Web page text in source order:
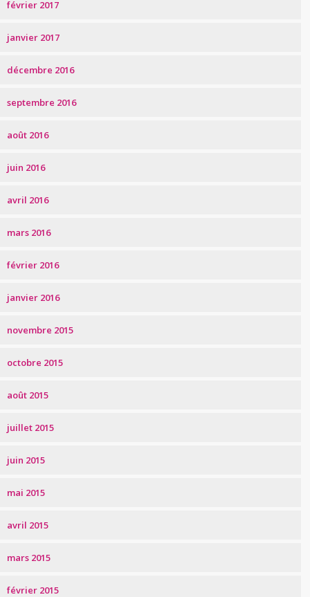
février 2017
janvier 2017
décembre 2016
septembre 2016
août 2016
juin 2016
avril 2016
mars 2016
février 2016
janvier 2016
novembre 2015
octobre 2015
août 2015
juillet 2015
juin 2015
mai 2015
avril 2015
mars 2015
février 2015